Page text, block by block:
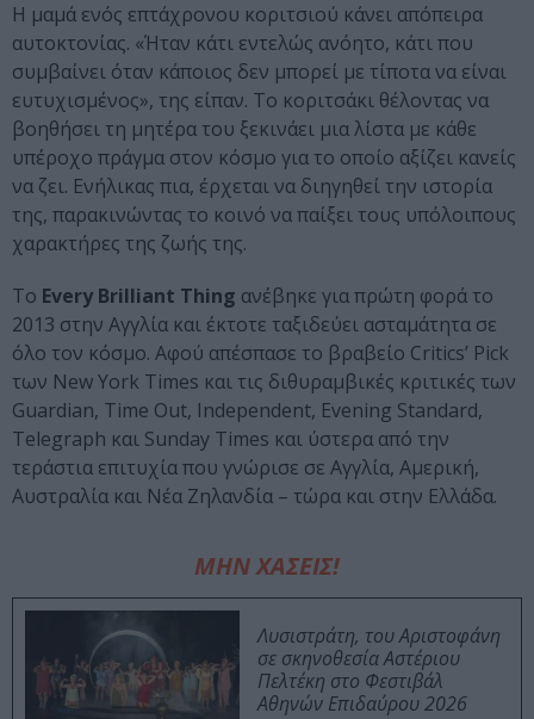
Η μαμά ενός επτάχρονου κοριτσιού κάνει απόπειρα
αυτοκτονίας. «Ήταν κάτι εντελώς ανόητο, κάτι που
συμβαίνει όταν κάποιος δεν μπορεί με τίποτα να είναι
ευτυχισμένος», της είπαν. Το κοριτσάκι θέλοντας να
βοηθήσει τη μητέρα του ξεκινάει μια λίστα με κάθε
υπέροχο πράγμα στον κόσμο για το οποίο αξίζει κανείς
να ζει. Ενήλικας πια, έρχεται να διηγηθεί την ιστορία
της, παρακινώντας το κοινό να παίξει τους υπόλοιπους
χαρακτήρες της ζωής της.
Το Every Brilliant Thing ανέβηκε για πρώτη φορά το
2013 στην Αγγλία και έκτοτε ταξιδεύει ασταμάτητα σε
όλο τον κόσμο. Αφού απέσπασε το βραβείο Critics’ Pick
των New York Times και τις διθυραμβικές κριτικές των
Guardian, Time Out, Independent, Evening Standard,
Telegraph και Sunday Times και ύστερα από την
τεράστια επιτυχία που γνώρισε σε Αγγλία, Αμερική,
Αυστραλία και Νέα Ζηλανδία – τώρα και στην Ελλάδα.
ΜΗΝ ΧΑΣΕΙΣ!
Λυσιστράτη, του Αριστοφάνη
σε σκηνοθεσία Αστέριου
Πελτέκη στο Φεστιβάλ
Αθηνών Επιδαύρου 2026